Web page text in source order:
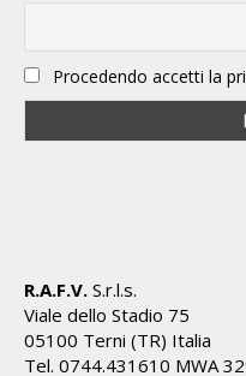
Procedendo accetti la
R.A.F.V. S.r.l.s.
Viale dello Stadio 75
05100 Terni (TR) Italia
Tel. 0744.431610 MWA